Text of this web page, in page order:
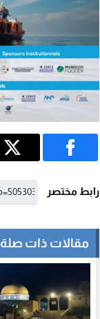
رابط مختصر
مقالات ذات صلة